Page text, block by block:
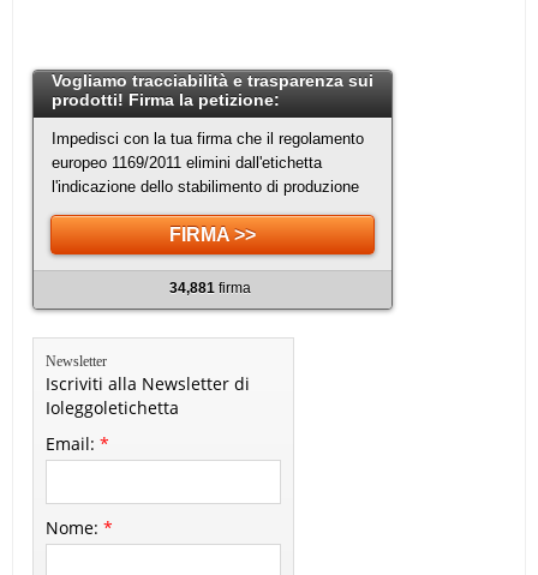
Vogliamo tracciabilità e trasparenza sui
prodotti! Firma la petizione:
Impedisci con la tua firma che il regolamento
europeo 1169/2011 elimini dall'etichetta
l'indicazione dello stabilimento di produzione
FIRMA >>
34,881firma
Newsletter
Iscriviti alla Newsletter di
Ioleggoletichetta
Email:*
Nome:*